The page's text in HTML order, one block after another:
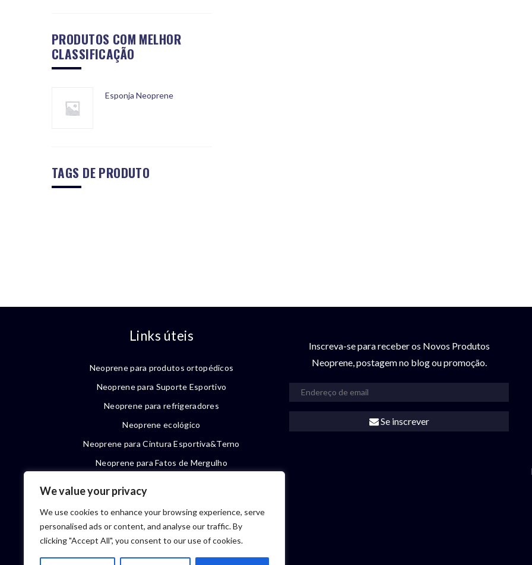
We value your privacy
We use cookies to enhance your browsing experience, serve
personalised ads or content, and analyse our traffic. By
clicking "Accept All", you consent to our use of cookies.
PRODUTOS COM MELHOR
CLASSIFICAÇÃO
Esponja Neoprene
TAGS DE PRODUTO
Links úteis
Neoprene para produtos ortopédicos
Neoprene para Suporte Esportivo
Neoprene para refrigeradores
Neoprene ecológico
Neoprene para Cintura Esportiva&Terno
Neoprene para Fatos de Mergulho
Inscreva-se para receber os Novos Produtos
Neoprene, postagem no blog ou promoção.
Se inscrever